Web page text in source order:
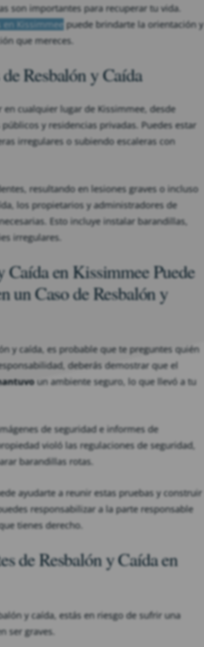
son importantes para recuperar tu vida.
Kissimmee puede brindarte la orientación y
que mereces.
Resbalón y Caída
cualquier lugar de Kissimmee, desde
y residencias privadas. Puedes estar
irregulares o subiendo escaleras con
resultando en lesiones graves o incluso
los propietarios y administradores de
Esto incluye instalar barandillas,
irregulares.
Caída en Kissimmee Puede
un Caso de Resbalón y
y caída, es probable que te preguntes quién
deberás demostrar que el
un ambiente seguro, lo que llevó a tu
de seguridad e informes de
violó las regulaciones de seguridad,
barandillas rotas.
ayudarte a reunir estas pruebas y construir
responsabilizar a la parte responsable
tienes derecho.
de Resbalón y Caída en
y caída, estás en riesgo de sufrir una
ser graves.